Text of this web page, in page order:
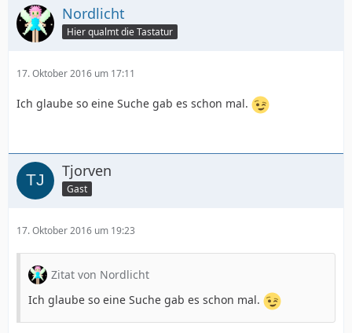
Nordlicht
Hier qualmt die Tastatur
17. Oktober 2016 um 17:11
Ich glaube so eine Suche gab es schon mal.
Tjorven
Gast
17. Oktober 2016 um 19:23
Zitat von Nordlicht
Ich glaube so eine Suche gab es schon mal.